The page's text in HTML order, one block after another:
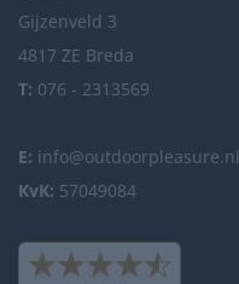
Gijzenveld 3
4817 ZE Breda
T: 076 - 2313569
E: info@outdoorpleasure.nl
KvK: 57049084